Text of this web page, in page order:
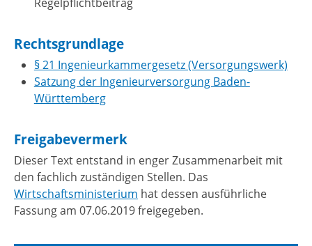
Rechtsgrundlage
§ 21 Ingenieurkammergesetz (Versorgungswerk)
Satzung der Ingenieurversorgung Baden-
Württemberg
Freigabevermerk
Dieser Text entstand in enger Zusammenarbeit mit
den fachlich zuständigen Stellen. Das
Wirtschaftsministerium hat dessen ausführliche
Fassung am 07.06.2019 freigegeben.